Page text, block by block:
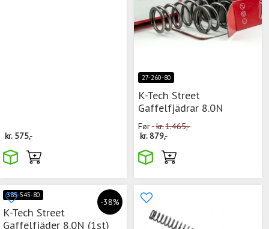
kr. 575,-
27-260-80
K-Tech Street
Gaffelfjädrar 8.0N
Før kr.1.465,-
kr.879,-
-38%
385-545-80
K-Tech Street
Gaffelfjäder 8.0N (1st)